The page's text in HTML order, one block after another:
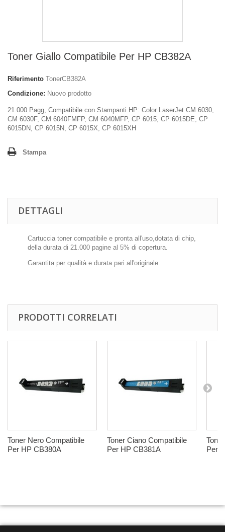
Toner Giallo Compatibile Per HP CB382A
Riferimento TonerCB382A
Condizione: Nuovo prodotto
21.000 Pagg, Compatibile con Stampanti HP: Color LaserJet CM 6030,
CM 6030F, CM 6040FMFP, CM 6040MFP, CP 6015, CP 6015DE, CP
6015DN, CP 6015N, CP 6015X, CP 6015XH
Stampa
DETTAGLI
Cartuccia toner compatibile e pronta all'uso,dotata di chip,
della durata di 21.000 pagine al 5% di copertura.
Garantita per qualità e durata pari all'originale.
PRODOTTI CORRELATI
Toner Nero Compatibile
Per HP CB380A
Toner Ciano Compatibile
Per HP CB381A
Per